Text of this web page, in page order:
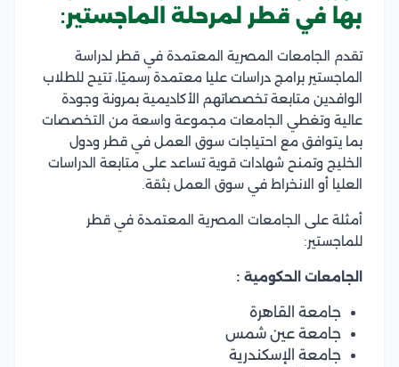
بها في قطر لمرحلة الماجستير:
تقدم الجامعات المصرية المعتمدة في قطر لدراسة
الماجستير برامج دراسات عليا معتمدة رسميًا، تتيح للطلاب
الوافدين متابعة تخصصاتهم الأكاديمية بمرونة وجودة
عالية وتغطي الجامعات مجموعة واسعة من التخصصات
بما يتوافق مع احتياجات سوق العمل في قطر ودول
الخليج وتمنح شهادات قوية تساعد على متابعة الدراسات
العليا أو الانخراط في سوق العمل بثقة.
أمثلة على الجامعات المصرية المعتمدة في قطر
للماجستير:
الجامعات الحكومية :
جامعة القاهرة
جامعة عين شمس
جامعة الإسكندرية